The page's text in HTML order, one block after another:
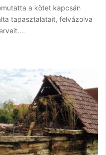
a kötet kapcsán
tapasztalatait, felvázolva